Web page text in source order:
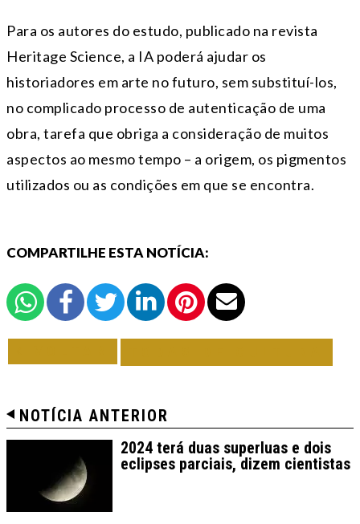
Para os autores do estudo, publicado na revista
Heritage Science, a IA poderá ajudar os
historiadores em arte no futuro, sem substituí-los,
no complicado processo de autenticação de uma
obra, tarefa que obriga a consideração de muitos
aspectos ao mesmo tempo – a origem, os pigmentos
utilizados ou as condições em que se encontra.
COMPARTILHE ESTA NOTÍCIA:
NOTÍCIA ANTERIOR
2024 terá duas superluas e dois
eclipses parciais, dizem cientistas